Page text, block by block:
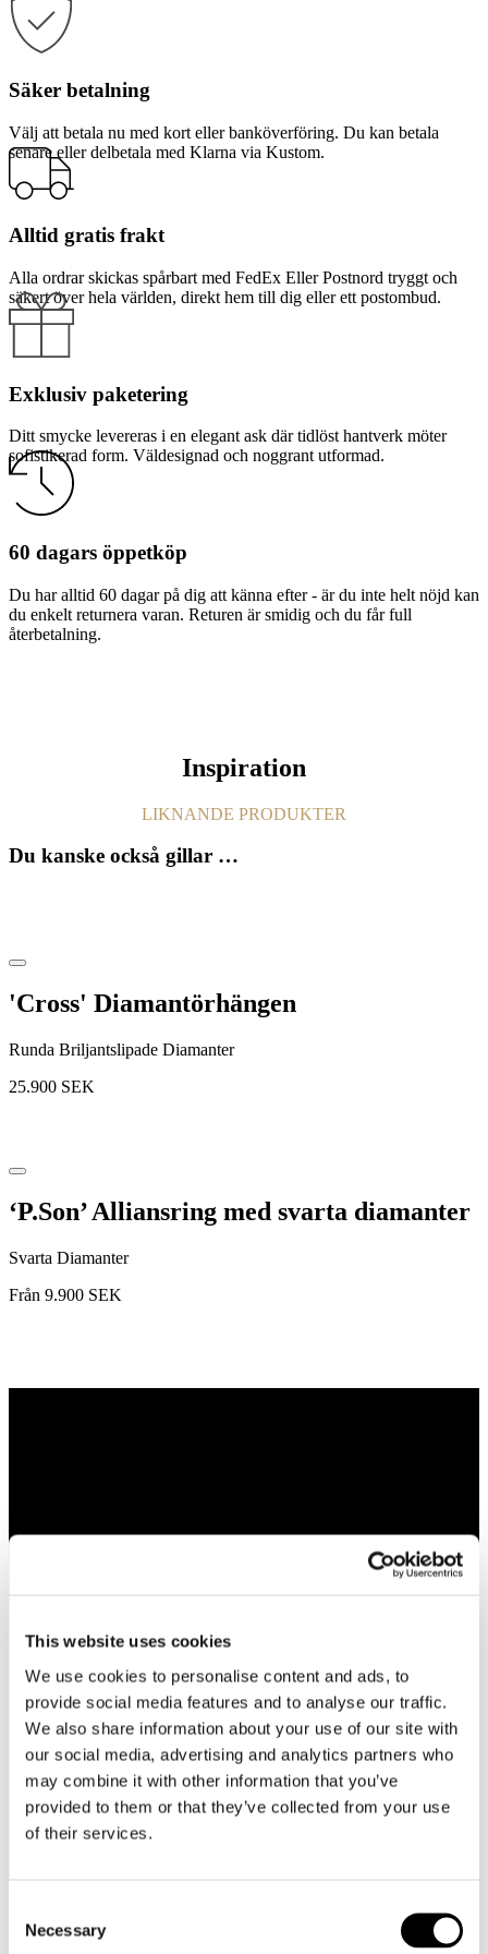
This website uses cookies
We use cookies to personalise content and ads, to
provide social media features and to analyse our traffic.
We also share information about your use of our site with
our social media, advertising and analytics partners who
may combine it with other information that you’ve
provided to them or that they’ve collected from your use
of their services.
Selection
Necessary
Säker betalning
Välj att betala nu med kort eller banköverföring. Du kan betala
senare eller delbetala med Klarna via Kustom.
Alltid gratis frakt
Alla ordrar skickas spårbart med FedEx Eller Postnord tryggt och
säkert över hela världen, direkt hem till dig eller ett postombud.
Exklusiv paketering
Ditt smycke levereras i en elegant ask där tidlöst hantverk möter
sofistikerad form. Väldesignad och noggrant utformad.
60 dagars öppetköp
Du har alltid 60 dagar på dig att känna efter - är du inte helt nöjd kan
du enkelt returnera varan. Returen är smidig och du får full
återbetalning.
Inspiration
LIKNANDE PRODUKTER
Du kanske också gillar …
'Cross' Diamantörhängen
Runda Briljantslipade Diamanter
25.900 SEK
‘P.Son’ Alliansring med svarta diamanter
Svarta Diamanter
Från 9.900 SEK
Handgjorda Smycken